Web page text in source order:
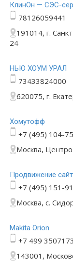
КлинОн — СЭС-
78126059441
191014, г.
24
НЬЮ ХОУМ УРАЛ
73433824000
620075, г.
Хомутофф
+7 (495) 104-
Москва,
Продвижение
+7 (495) 151-
Москва, с.
Makita Orion
+7 499 3507173
143001,